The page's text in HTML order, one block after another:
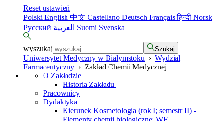
Reset ustawień
Polski English 中文 Castellano Deutsch Françaisहिन्दी Norsk
Русский
Suomi Svenska
wyszukaj Szukaj
Uniwersytet Medyczny w Białymstoku › Wydział
Farmaceutyczny › Zakład Chemii Medycznej
O Zakładzie
Historia Zakładu
Pracownicy
Dydaktyka
Kierunek Kosmetologia (rok I; semestr II) -
Elementy chemii biologicznej WF